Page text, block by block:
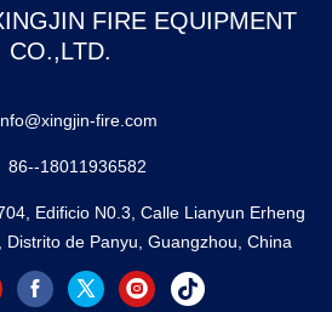
FIRE EQUIPMENT
CO.,LTD.
fire.com
86--18011936582
Edificio N0.3, Calle Lianyun Erheng
Distrito de Panyu, Guangzhou, China